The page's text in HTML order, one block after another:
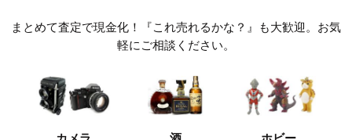
まとめて査定で現金化！『これ売れるかな？』も大歓迎。お気
軽にご相談ください。